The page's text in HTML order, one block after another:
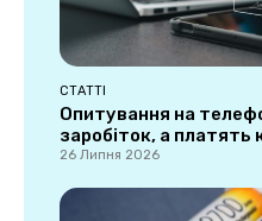
СТАТТІ
Опитування на
заробіток, а платять
26 Липня 2026